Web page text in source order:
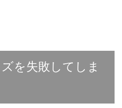
を失敗してしま